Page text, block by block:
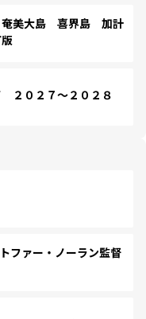
美大島 喜界島 加計
０２７～２０２８
ファー・ノーラン監督